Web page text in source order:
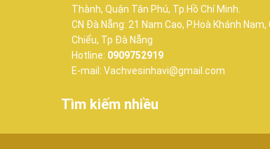
Thành, Quận Tân Phú, Tp.Hồ Chí Minh.
CN Đà Nẵng: 21 Nam Cao, P.Hoà Khánh Nam,
Chiểu, Tp Đà Nẵng
Hotline: 0909752919
E-mail: Vachvesinhavi@gmail.com
Tìm kiếm nhiều